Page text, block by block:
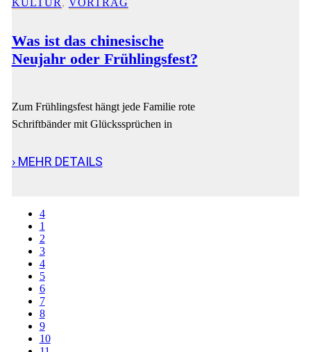
Was ist das chinesische
Neujahr oder Frühlingsfest?
Zum Frühlingsfest hängt jede Familie rote
Schriftbänder mit Glückssprüchen in
› MEHR DETAILS
1
2
3
4
5
6
7
8
9
10